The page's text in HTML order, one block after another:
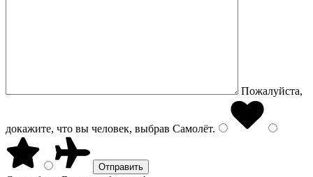
Пожалуйста,
докажите, что вы человек, выбрав Самолёт.